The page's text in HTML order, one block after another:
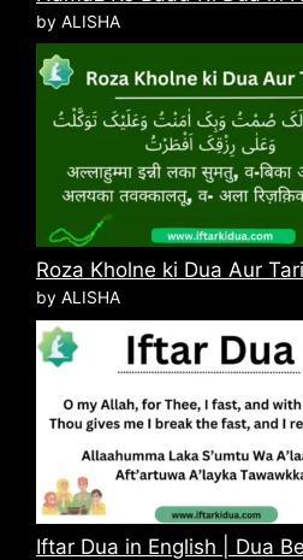
by ALISHA
Roza Kholne ki Dua Aur
by ALISHA
Iftar Dua in English | Dua